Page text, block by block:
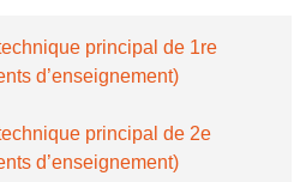
principal de 1re
d’enseignement)
principal de 2e
d’enseignement)